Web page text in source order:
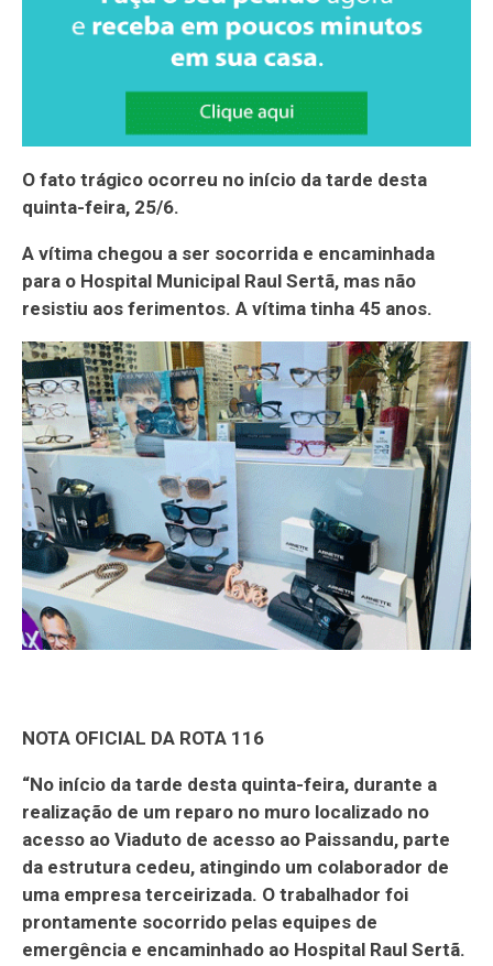
O fato trágico ocorreu no início da tarde desta
quinta-feira, 25/6.
A vítima chegou a ser socorrida e encaminhada
para o Hospital Municipal Raul Sertã, mas não
resistiu aos ferimentos. A vítima tinha 45 anos.
NOTA OFICIAL DA ROTA 116
“No início da tarde desta quinta-feira, durante a
realização de um reparo no muro localizado no
acesso ao Viaduto de acesso ao Paissandu, parte
da estrutura cedeu, atingindo um colaborador de
uma empresa terceirizada. O trabalhador foi
prontamente socorrido pelas equipes de
emergência e encaminhado ao Hospital Raul Sertã.